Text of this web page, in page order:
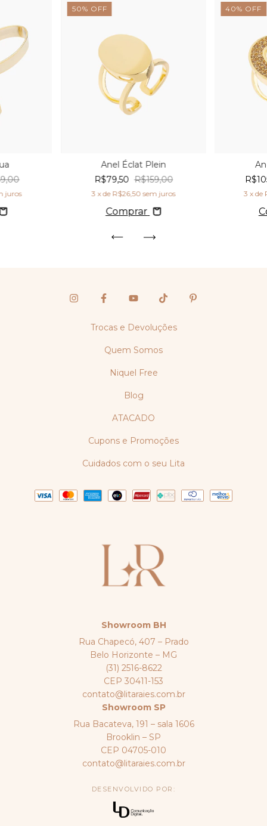
juros
50% OFF
Anel Éclat Plein
R$79,50 R$159,00
3 x de R$26,50 sem juros
Comprar
40% OFF
3 x de
Trocas e Devoluções
Quem Somos
Niquel Free
Blog
ATACADO
Cupons e Promoções
Cuidados com o seu Lita
Showroom BH
Rua Chapecó, 407 – Prado
Belo Horizonte – MG
(31) 2516-8622
CEP 30411-153
contato@litaraies.com.br
Showroom SP
Rua Bacateva, 191 – sala 1606
Brooklin – SP
CEP 04705-010
contato@litaraies.com.br
DESENVOLVIDO POR: